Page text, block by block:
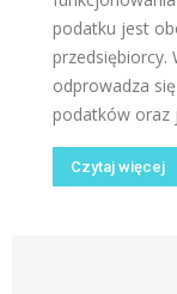
podatku jest
przedsiębiorcy.
odprowadza
podatków oraz
Czytaj więcej